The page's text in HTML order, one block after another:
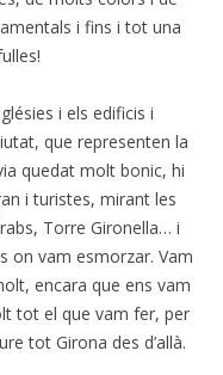
i fins i tot una
i els edificis i
que representen la
quedat molt bonic, hi
i turistes, mirant les
Torre Gironella… i
on vam esmorzar. Vam
encara que ens vam
tot el que vam fer, per
tot Girona des d’allà.